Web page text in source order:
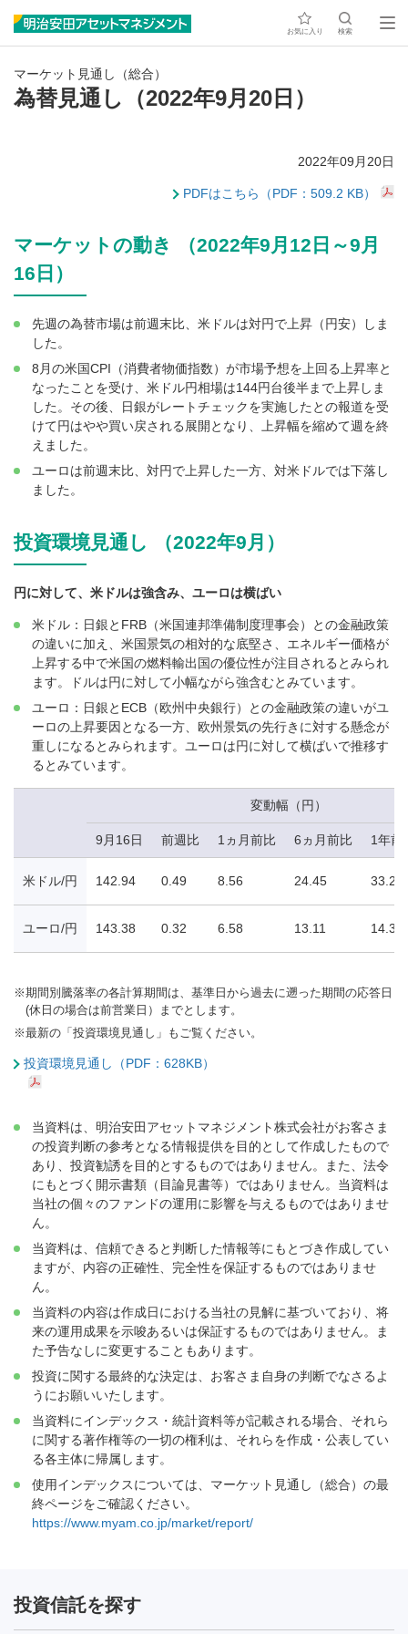
お気に入り 検索
マーケット見通し（総合）
為替見通し（2022年9月20日）
2022年09月20日
PDFはこちら（PDF：509.2 KB）
マーケットの動き （2022年9月12日～9月
16日）
先週の為替市場は前週末比、米ドルは対円で上昇（円安）しま
した。
8月の米国CPI（消費者物価指数）が市場予想を上回る上昇率と
なったことを受け、米ドル円相場は144円台後半まで上昇しま
した。その後、日銀がレートチェックを実施したとの報道を受
けて円はやや買い戻される展開となり、上昇幅を縮めて週を終
えました。
ユーロは前週末比、対円で上昇した一方、対米ドルでは下落し
ました。
投資環境見通し （2022年9月）
円に対して、米ドルは強含み、ユーロは横ばい
米ドル：日銀とFRB（米国連邦準備制度理事会）との金融政策
の違いに加え、米国景気の相対的な底堅さ、エネルギー価格が
上昇する中で米国の燃料輸出国の優位性が注目されるとみられ
ます。ドルは円に対して小幅ながら強含むとみています。
ユーロ：日銀とECB（欧州中央銀行）との金融政策の違いがユ
ーロの上昇要因となる一方、欧州景気の先行きに対する懸念が
重しになるとみられます。ユーロは円に対して横ばいで推移す
るとみています。
変動幅（円）
9月16日 前週比 1ヵ月前比 6ヵ月前比 1年前
米ドル/円 142.94 0.49 8.56 24.45 33.29
ユーロ/円 143.38 0.32 6.58 13.11 14.39
※期間別騰落率の各計算期間は、基準日から過去に遡った期間の応答日
(休日の場合は前営業日）までとします。
※最新の「投資環境見通し」もご覧ください。
投資環境見通し（PDF：628KB）
当資料は、明治安田アセットマネジメント株式会社がお客さま
の投資判断の参考となる情報提供を目的として作成したもので
あり、投資勧誘を目的とするものではありません。また、法令
にもとづく開示書類（目論見書等）ではありません。当資料は
当社の個々のファンドの運用に影響を与えるものではありませ
ん。
当資料は、信頼できると判断した情報等にもとづき作成してい
ますが、内容の正確性、完全性を保証するものではありませ
ん。
当資料の内容は作成日における当社の見解に基づいており、将
来の運用成果を示唆あるいは保証するものではありません。ま
た予告なしに変更することもあります。
投資に関する最終的な決定は、お客さま自身の判断でなさるよ
うにお願いいたします。
当資料にインデックス・統計資料等が記載される場合、それら
に関する著作権等の一切の権利は、それらを作成・公表してい
る各主体に帰属します。
使用インデックスについては、マーケット見通し（総合）の最
終ページをご確認ください。
https://www.myam.co.jp/market/report/
投資信託を探す